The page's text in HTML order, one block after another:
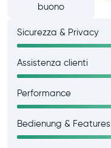
buono
Sicurezza & Privacy
Assistenza clienti
Performance
Bedienung & Features